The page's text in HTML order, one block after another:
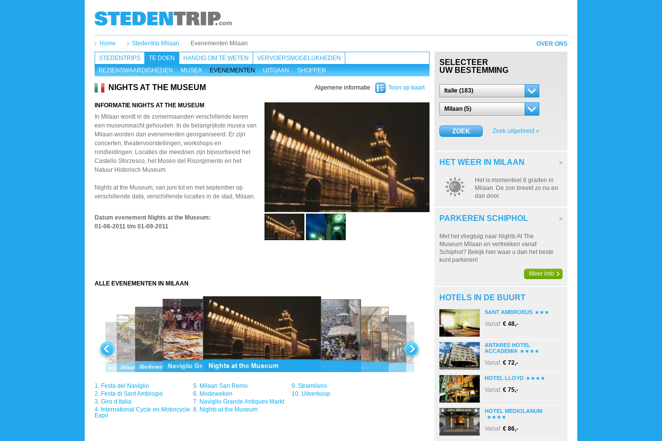
Home Stedentrip Milaan Evenementen Milaan
STEDENTRIPS
TE DOEN
BEZIENSWAARDIGHEDEN
MUSEA EVENEMENTEN UITGAAN SHOPPEN
HANDIG OM TE WETEN VERVOERSMOGELIJKHEDEN
NIGHTS AT THE MUSEUM
INFORMATIE NIGHTS AT THE MUSEUM
In Milaan wordt in de zomermaanden verschillende keren
een museumnacht gehouden. In de belangrijkste musea van
Milaan worden dan evenementen georganiseerd. Er zijn
concerten, theatervoorstellingen, workshops en
rondleidingen. Locaties die meedoen zijn bijvoorbeeld het
Castello Sforzesco, het Museo del Risorgimento en het
Natuur Historisch Museum.
Nights at the Museum, van juni tot en met september op
verschillende data, verschillende locaties in de stad, Milaan.
Datum evenement Nights at the Museum:
01-06-2011 t/m 01-09-2011
ALLE EVENEMENTEN IN MILAAN
1. Festa del Naviglio
2. Festa di Sant Ambrogio
3. Giro d Italia
4. International Cycle en Motorcycle
Expo
5. Milaan San Remo
6. Modeweken
7. Naviglio Grande Antiques Markt
8. Nights at the Museum
9. Stramilano
10. Uitverkoop
Toon op kaart
Algemene informatie
OVER ONS
SELECTEER
UW BESTEMMING
Italie (183)
Milaan (5)
ZOEK Zoek uitgebreid »
HET WEER IN MILAAN »
6°
Het is momenteel 6 graden in
Milaan. De zon breekt zo nu en
dan door.
PARKEREN SCHIPHOL »
Met het vliegtuig naar Nights At The
Museum Milaan en vertrekken vanaf
Schiphol? Bekijk hier waar u dan het beste
kunt parkeren!
Meer info
HOTELS IN DE BUURT
SANT AMBROEUS
Vanaf: € 48,-
ANTARES HOTEL
ACCADEMIA
Vanaf: € 72,-
HOTEL LLOYD
Vanaf: € 75,-
HOTEL MEDIOLANUM
Vanaf: € 86,-